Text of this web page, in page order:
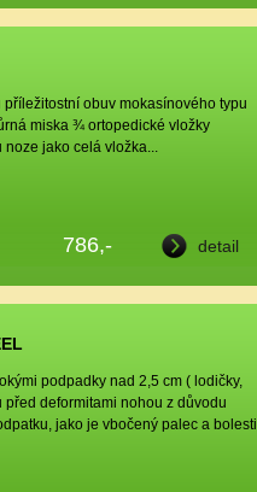
obuv mokasínového typu
miska ¾ ortopedické vložky
jako celá vložka...
786,- detail
podpadky nad 2,5 cm ( lodičky,
deformitami nohou z důvodu
jako je vbočený palec a bolesti